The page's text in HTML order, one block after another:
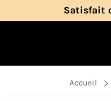
Satisfait
Accueil